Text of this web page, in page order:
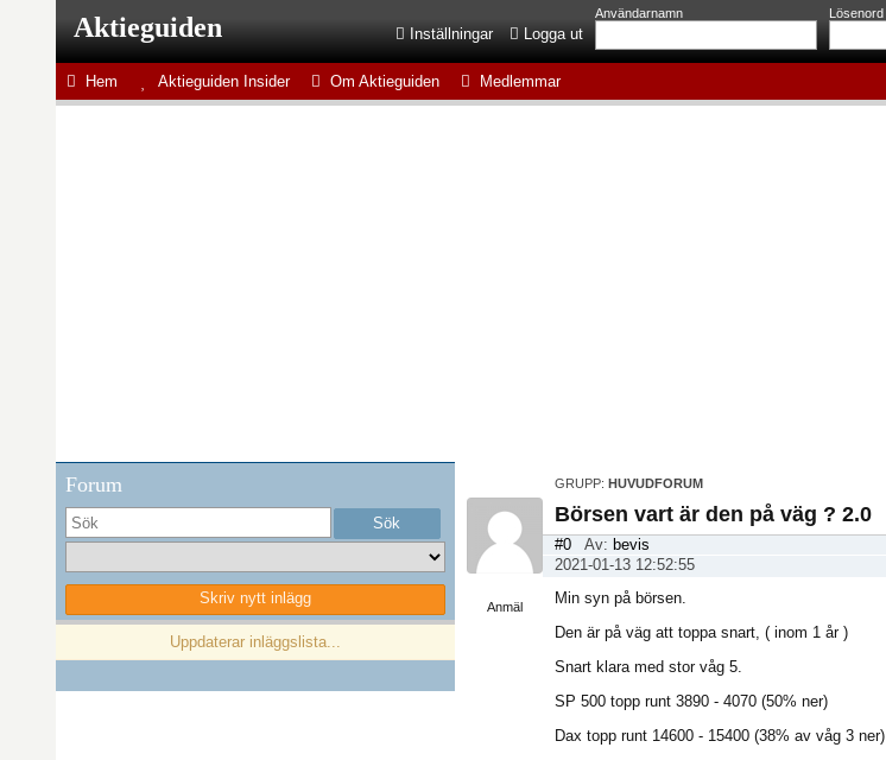
Aktieguiden Användarnamn
Lösenord
Inställningar Logga ut
Hem Aktieguiden Insider Om Aktieguiden Medlemmar
Forum
Skriv nytt inlägg
Uppdaterar inläggslista...
1
GRUPP: HUVUDFORUM
Anmäl
Börsen vart är den på väg ? 2.0
#0 Av: bevis
2021-01-13 12:52:55
Min syn på börsen.
Den är på väg att toppa snart, ( inom 1 år )
Snart klara med stor våg 5.
SP 500 topp runt 3890 - 4070 (50% ner)
Dax topp runt 14600 - 15400 (38% av våg 3 ner)